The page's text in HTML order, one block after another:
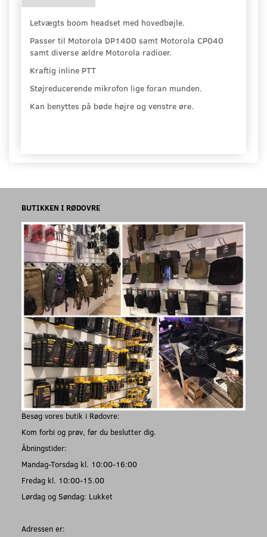
Letvægts boom headset med hovedbøjle.
Passer til Motorola DP1400 samt Motorola CP040
samt diverse ældre Motorola radioer.
Kraftig inline PTT
Støjreducerende mikrofon lige foran munden.
Kan benyttes på bøde højre og venstre øre.
BUTIKKEN I RØDOVRE
Besøg vores butik i Rødovre:
Kom forbi og prøv, før du beslutter dig.
Åbningstider:
Mandag-Torsdag kl. 10:00-16:00
Fredag kl. 10:00-15.00
Lørdag og Søndag: Lukket
Adressen er: